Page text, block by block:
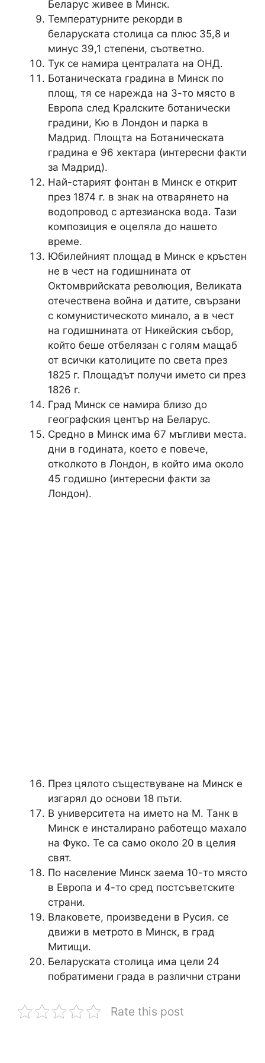
Беларус живее в Минск.
Температурните рекорди в
беларуската столица са плюс 35,8 и
минус 39,1 степени, съответно.
Тук се намира централата на ОНД.
Ботаническата градина в Минск по
площ, тя се нарежда на 3-то място в
Европа след Кралските ботанически
градини, Кю в Лондон и парка в
Мадрид. Площта на Ботаническата
градина е 96 хектара (интересни факти
за Мадрид).
Най-старият фонтан в Минск е открит
през 1874 г. в знак на отварянето на
водопровод с артезианска вода. Тази
композиция е оцеляла до нашето
време.
Юбилейният площад в Минск е кръстен
не в чест на годишнината от
Октомврийската революция, Великата
отечествена война и датите, свързани
с комунистическото минало, а в чест
на годишнината от Никейския събор,
който беше отбелязан с голям мащаб
от всички католиците по света през
1825 г. Площадът получи името си през
1826 г.
Град Минск се намира близо до
географския център на Беларус.
Средно в Минск има 67 мъгливи места.
дни в годината, което е повече,
отколкото в Лондон, в който има около
45 годишно (интересни факти за
Лондон).
През цялото съществуване на Минск е
изгарял до основи 18 пъти.
В университета на името на М. Танк в
Минск е инсталирано работещо махало
на Фуко. Те са само около 20 в целия
свят.
По население Минск заема 10-то място
в Европа и 4-то сред постсъветските
страни.
Влаковете, произведени в Русия. се
движи в метрото в Минск, в град
Митищи.
Беларуската столица има цели 24
побратимени града в различни страни
Rate this post